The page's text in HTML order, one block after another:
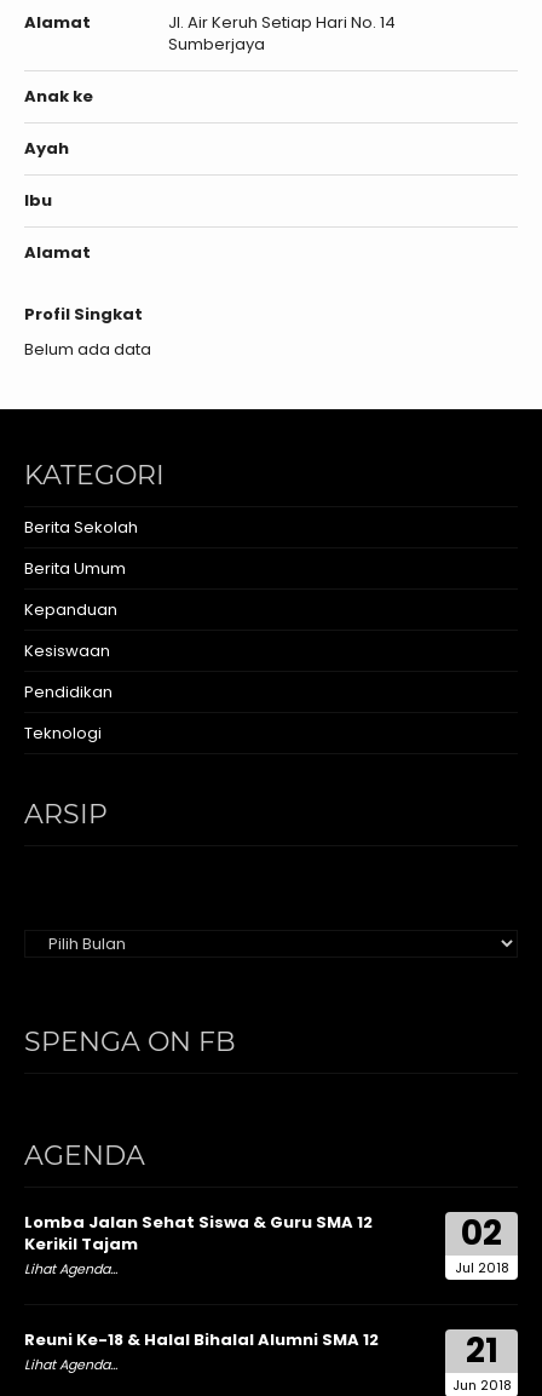
Alamat
Jl. Air Keruh Setiap Hari No. 14
Sumberjaya
Anak ke
Ayah
Ibu
Alamat
Profil Singkat
Belum ada data
KATEGORI
Berita Sekolah
Berita Umum
Kepanduan
Kesiswaan
Pendidikan
Teknologi
ARSIP
SPENGA ON FB
AGENDA
02
Jul 2018
Lomba Jalan Sehat Siswa & Guru SMA 12
Kerikil Tajam
Lihat Agenda...
21
Jun 2018
Reuni Ke-18 & Halal Bihalal Alumni SMA 12
Lihat Agenda...